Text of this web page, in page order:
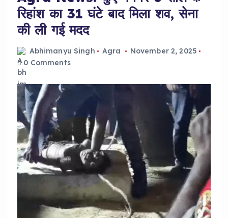
रिहांश का 31 घंटे बाद मिला शव, सेना
की ली गई मदद
Abhimanyu Singh Agra
November 2, 2025
0 Comments